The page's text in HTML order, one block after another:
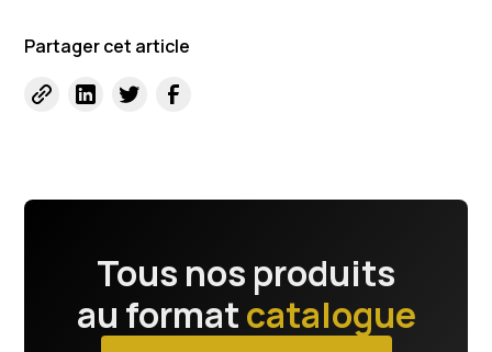
Partager cet article
Tous nos produits
au formatcatalogue